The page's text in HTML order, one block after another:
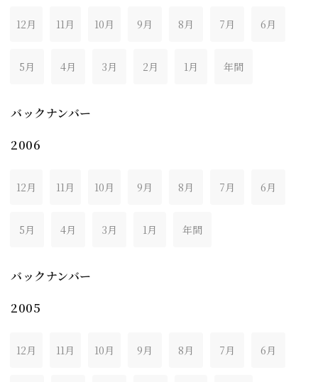
12月 11月 10月 9月 8月 7月 6月
5月 4月 3月 2月 1月 年間
バックナンバー
2006
12月 11月 10月 9月 8月 7月 6月
5月 4月 3月 1月 年間
バックナンバー
2005
12月 11月 10月 9月 8月 7月 6月